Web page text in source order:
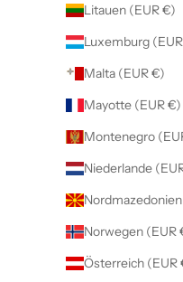
Litauen (EUR €)
Luxemburg
Malta (EUR €)
Mayotte (EUR €)
Montenegro
Niederlande
Norwegen (EUR
Österreich (EUR